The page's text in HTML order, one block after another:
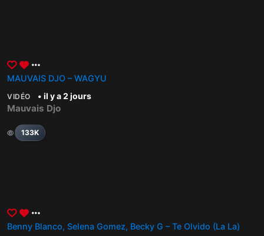
MAUVAIS DJO – WAGYU
VIDÉO • il y a 2 jours
Mauvais Djo
133K
Benny Blanco, Selena Gomez, Becky G – Te Olvido (La La)